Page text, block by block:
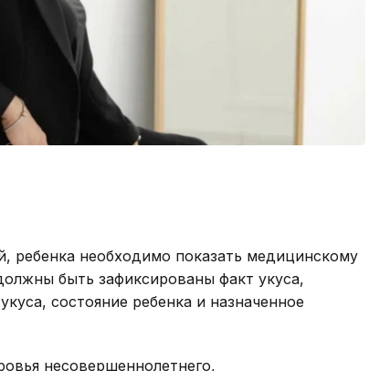
ребенка необходимо показать медицинскому
быть зафиксированы факт укуса,
состояние ребенка и назначенное
несовершеннолетнего,